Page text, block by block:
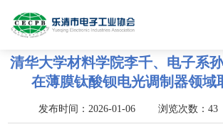
清华大学材料学院李千、电子系
在薄膜钛酸钡电光调制器领域
发布时间：2026-01-06 浏览次数